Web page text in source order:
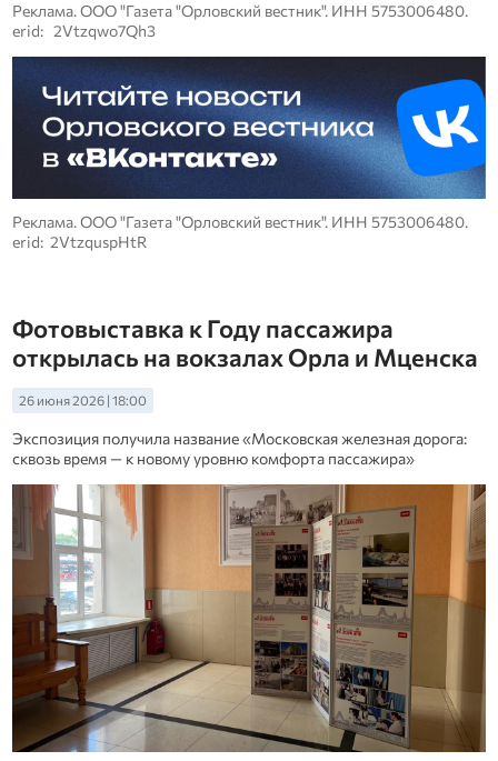
Реклама. ООО "Газета "Орловский вестник". ИНН 5753006480.
erid: 2Vtzqwo7Qh3
Реклама. ООО "Газета "Орловский вестник". ИНН 5753006480.
erid: 2VtzquspHtR
Фотовыставка к Году пассажира
открылась на вокзалах Орла и Мценска
26 июня 2026 | 18:00
Экспозиция получила название «Московская железная дорога:
сквозь время — к новому уровню комфорта пассажира»